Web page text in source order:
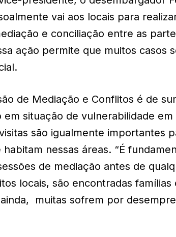
vai aos locais para
e conciliação entre as
ação permite que muitos casos
de Mediação e Conflitos é de
situação de vulnerabilidade em
são igualmente importantes
nessas áreas. “É
de mediação antes de
locais, são encontradas famílias
muitas sofrem por